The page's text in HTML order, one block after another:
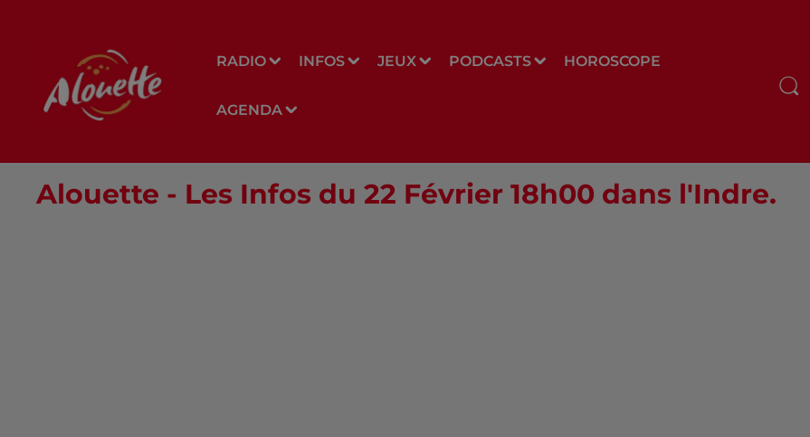
RADIO INFOS JEUX PODCASTS HOROSCOPE
AGENDA
Alouette - Les Infos du 22 Février 18h00 dans l'Indre.